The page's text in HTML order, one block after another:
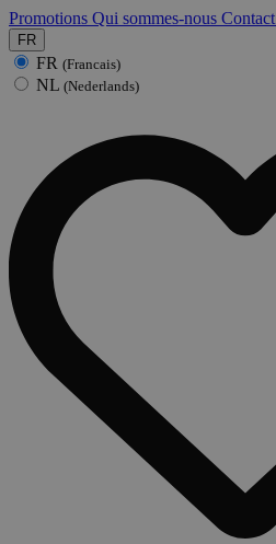
Promotions Qui sommes-nous Contact
FR
FR (Francais)
NL (Nederlands)